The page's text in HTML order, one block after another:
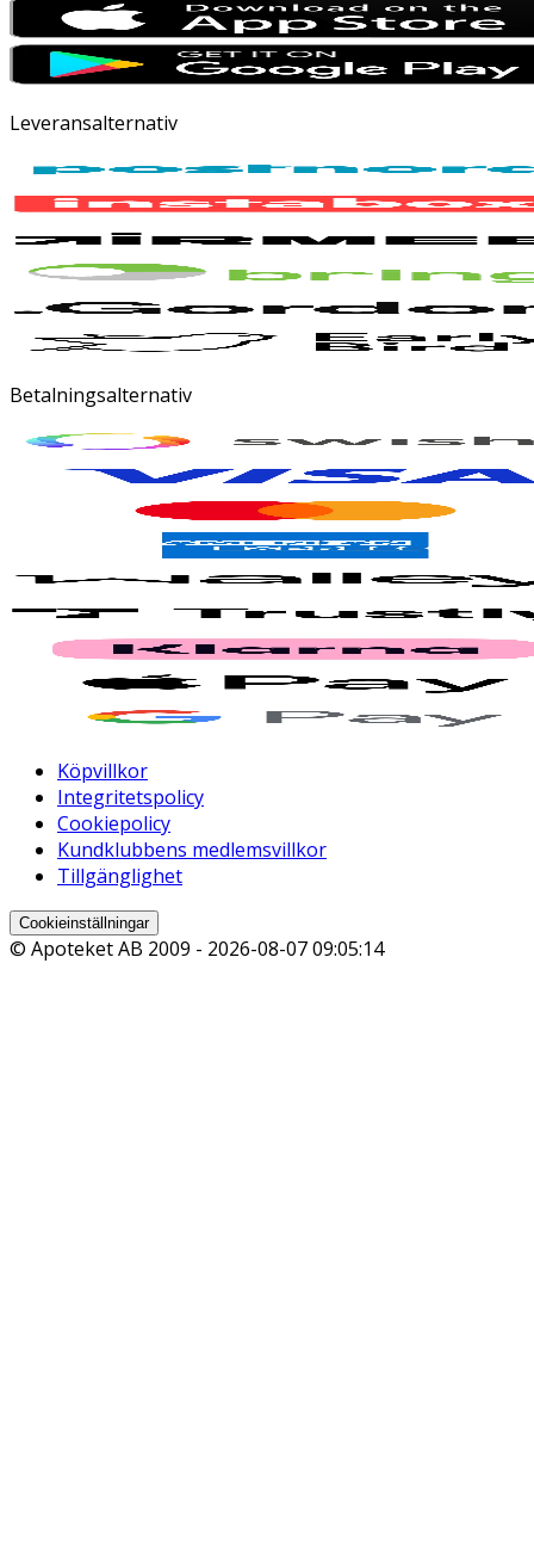
Leveransalternativ
Betalningsalternativ
Köpvillkor
Integritetspolicy
Cookiepolicy
Kundklubbens medlemsvillkor
Tillgänglighet
Cookieinställningar
© Apoteket AB 2009 - 2026-08-07 09:05:14